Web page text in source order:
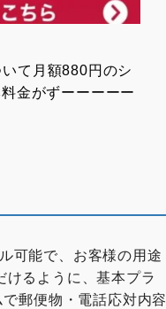
て月額880円のシ
金がずーーーーー
可能で、お客様の用途
けるように、基本プラ
郵便物・電話応対内容